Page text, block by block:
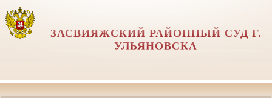
ЗАСВИЯЖСКИЙ РАЙОННЫЙ СУД Г.
УЛЬЯНОВСКА